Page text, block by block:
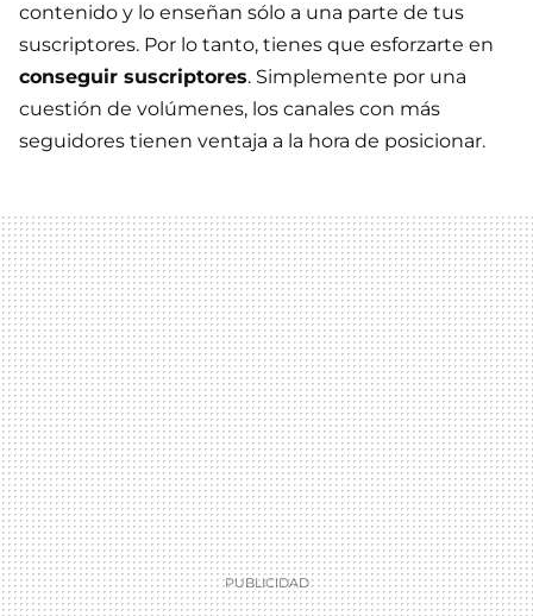
contenido y lo enseñan sólo a una parte de tus
suscriptores. Por lo tanto, tienes que esforzarte en
conseguir suscriptores. Simplemente por una
cuestión de volúmenes, los canales con más
seguidores tienen ventaja a la hora de posicionar.